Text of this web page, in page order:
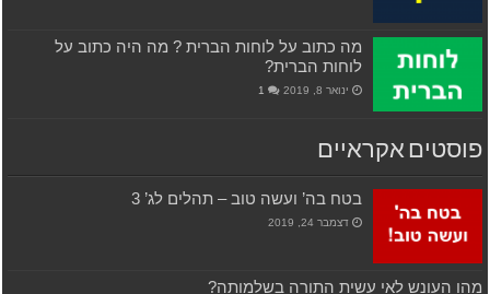
מה כתוב על לוחות הברית ? מה היה כתוב על
לוחות הברית?
ינואר 8, 2019 1
פוסטים אקראיים
בטח בה’ ועשה טוב – תהלים לג’ 3
דצמבר 24, 2019
מהו העונש לאי עשית התורה בשלמותה?